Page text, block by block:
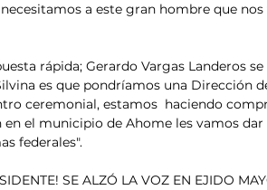
a este gran hombre que
rápida; Gerardo Vargas Landeros
es que pondríamos una Dirección
ceremonial, estamos  haciendo
en el municipio de Ahome les vamos
federales".
SE ALZÓ LA VOZ EN EJIDO